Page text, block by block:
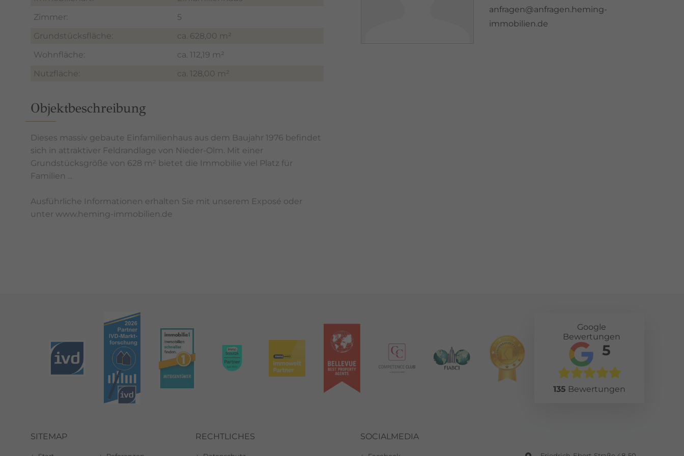
Zimmer:
5
Grundstücksfläche:
ca. 628,00 m²
Wohnfläche:
ca. 112,19 m²
Nutzfläche:
ca. 128,00 m²
Objektbeschreibung
Dieses massiv gebaute Einfamilienhaus aus dem Baujahr 1976 befindet
sich in attraktiver Feldrandlage von Nieder-Olm. Mit einer
Grundstücksgröße von 628 m² bietet die Immobilie viel Platz für
Familien ...
Ausführliche Informationen erhalten Sie mit unserem Exposé oder
unter www.heming-immobilien.de
anfragen@anfragen.heming-
immobilien.de
Google
Bewertungen
5
135 Bewertungen
SITEMAP RECHTLICHES SOCIALMEDIA